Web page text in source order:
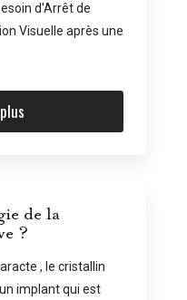
d'Arrêt de
Visuelle après une
de la
?
, le cristallin
implant qui est